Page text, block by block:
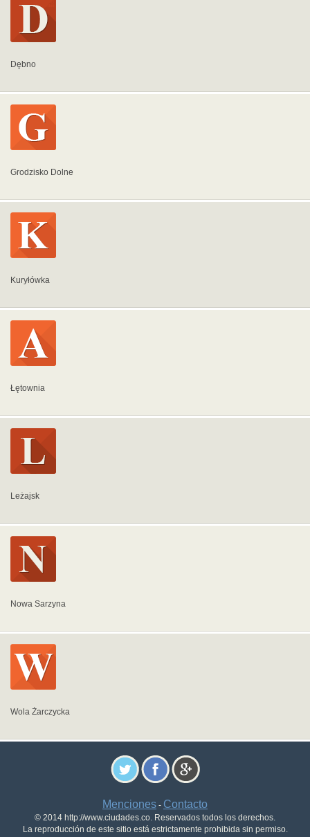
Dębno
Grodzisko Dolne
Kuryłówka
Łętownia
Leżajsk
Nowa Sarzyna
Wola Żarczycka
Menciones - Contacto
© 2014 http://www.ciudades.co. Reservados todos los derechos.
La reproducción de este sitio está estrictamente prohibida sin permiso.